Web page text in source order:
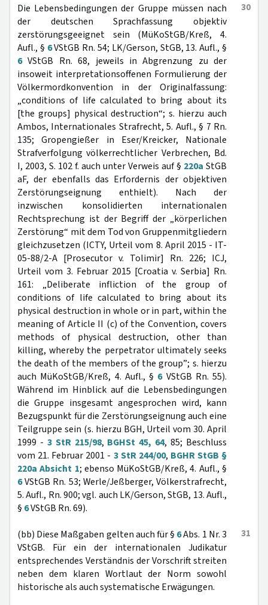
30
Die Lebensbedingungen der Gruppe müssen nach
der deutschen Sprachfassung objektiv
zerstörungsgeeignet sein (MüKoStGB/Kreß, 4.
Aufl., § 6VStGB Rn. 54; LK/Gerson, StGB, 13. Aufl., §
6VStGB Rn. 68, jeweils in Abgrenzung zu der
insoweit interpretationsoffenen Formulierung der
Völkermordkonvention in der Originalfassung:
„conditions of life calculated to bring about its
[the groups] physical destruction“; s. hierzu auch
Ambos, Internationales Strafrecht, 5. Aufl., § 7 Rn.
135; Gropengießer in Eser/Kreicker, Nationale
Strafverfolgung völkerrechtlicher Verbrechen, Bd.
I, 2003, S. 102 f. auch unter Verweis auf § 220a StGB
aF, der ebenfalls das Erfordernis der objektiven
Zerstörungseignung enthielt). Nach der
inzwischen konsolidierten internationalen
Rechtsprechung ist der Begriff der „körperlichen
Zerstörung“ mit dem Tod von Gruppenmitgliedern
gleichzusetzen (ICTY, Urteil vom 8. April 2015 - IT-
05-88/2-A [Prosecutor v. Tolimir] Rn. 226; ICJ,
Urteil vom 3. Februar 2015 [Croatia v. Serbia] Rn.
161: „Deliberate infliction of the group of
conditions of life calculated to bring about its
physical destruction in whole or in part, within the
meaning of Article II (c) of the Convention, covers
methods of physical destruction, other than
killing, whereby the perpetrator ultimately seeks
the death of the members of the group”; s. hierzu
auch MüKoStGB/Kreß, 4. Aufl., § 6VStGB Rn. 55).
Während im Hinblick auf die Lebensbedingungen
die Gruppe insgesamt angesprochen wird, kann
Bezugspunkt für die Zerstörungseignung auch eine
Teilgruppe sein (s. hierzu BGH, Urteil vom 30. April
1999 - 3 StR 215/98, BGHSt 45, 64, 85; Beschluss
vom 21. Februar 2001 - 3 StR 244/00, BGHR StGB §
220a Absicht 1; ebenso MüKoStGB/Kreß, 4. Aufl., §
6VStGB Rn. 53; Werle/Jeßberger, Völkerstrafrecht,
5. Aufl., Rn. 900; vgl. auch LK/Gerson, StGB, 13. Aufl.,
§ 6VStGB Rn. 69).
31
(bb) Diese Maßgaben gelten auch für § 6Abs. 1 Nr. 3
VStGB. Für ein der internationalen Judikatur
entsprechendes Verständnis der Vorschrift streiten
neben dem klaren Wortlaut der Norm sowohl
historische als auch systematische Erwägungen.